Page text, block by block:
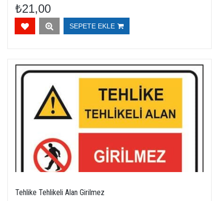
₺21,00
SEPETE EKLE
Tehlike Tehlikeli Alan Girilmez